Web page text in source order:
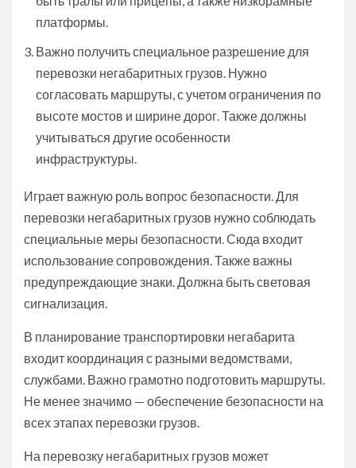
платформы.
Важно получить специальное разрешение для
перевозки негабаритных грузов. Нужно
согласовать маршруты, с учетом ограничения по
высоте мостов и ширине дорог. Также должны
учитываться другие особенности
инфраструктуры.
Играет важную роль вопрос безопасности. Для
перевозки негабаритных грузов нужно соблюдать
специальные меры безопасности. Сюда входит
использование сопровождения. Также важны
предупреждающие знаки. Должна быть световая
сигнализация.
В планирование транспортировки негабарита
входит координация с разными ведомствами,
службами. Важно грамотно подготовить маршруты.
Не менее значимо — обеспечение безопасности на
всех этапах перевозки грузов.
На перевозку негабаритных грузов может